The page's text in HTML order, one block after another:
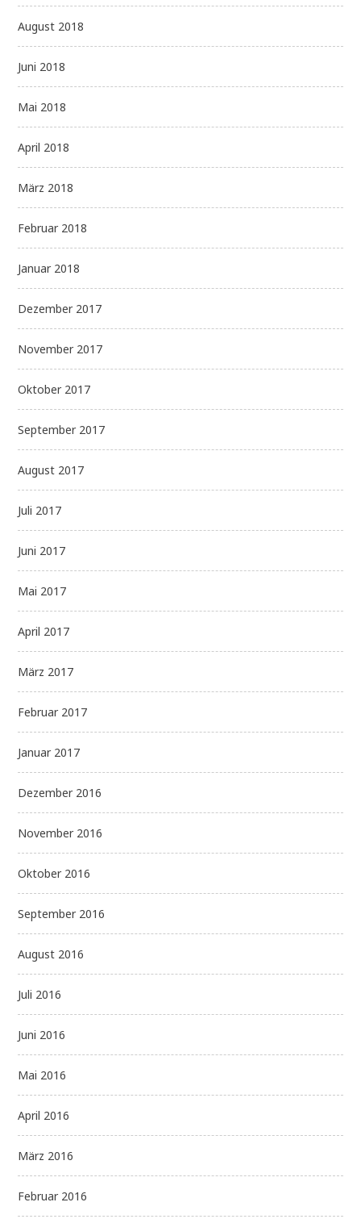
August 2018
Juni 2018
Mai 2018
April 2018
März 2018
Februar 2018
Januar 2018
Dezember 2017
November 2017
Oktober 2017
September 2017
August 2017
Juli 2017
Juni 2017
Mai 2017
April 2017
März 2017
Februar 2017
Januar 2017
Dezember 2016
November 2016
Oktober 2016
September 2016
August 2016
Juli 2016
Juni 2016
Mai 2016
April 2016
März 2016
Februar 2016